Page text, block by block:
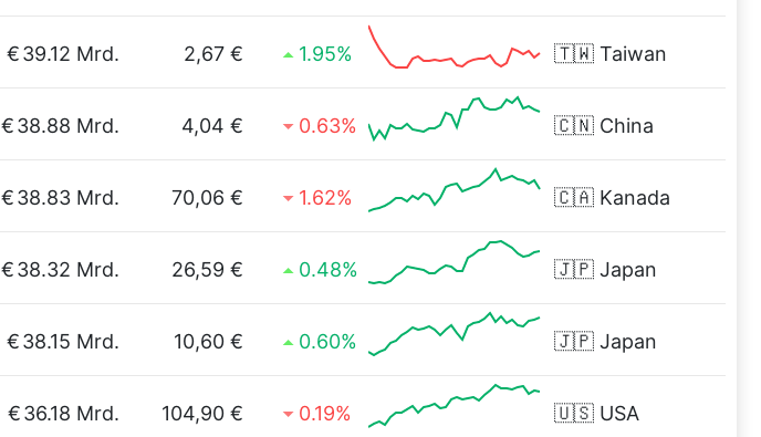
€39.12 Mrd. 2,67 € 1.95% 🇹🇼 Taiwan
€38.88 Mrd. 4,04 € 0.63% 🇨🇳 China
€38.83 Mrd. 70,06 € 1.62% 🇨🇦 Kanada
€38.32 Mrd. 26,59 € 0.48% 🇯🇵 Japan
€38.15 Mrd. 10,60 € 0.60% 🇯🇵 Japan
€36.18 Mrd. 104,90 € 0.19% 🇺🇸 USA